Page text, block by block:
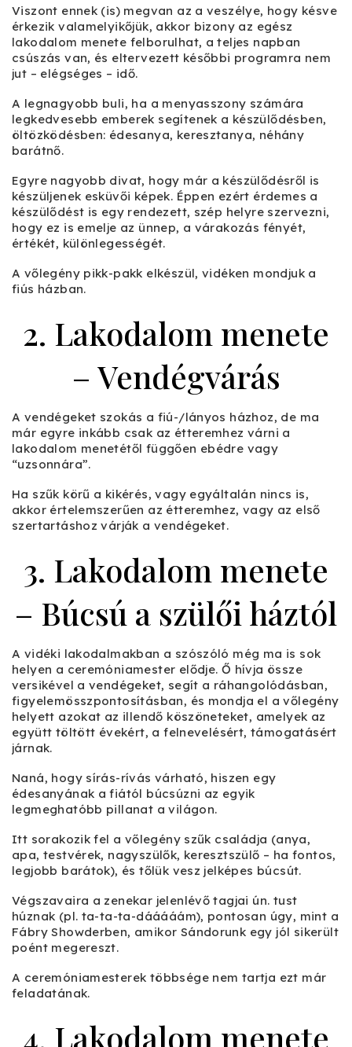
Viszont ennek (is) megvan az a veszélye, hogy késve
érkezik valamelyikőjük, akkor bizony az egész
lakodalom menete felborulhat, a teljes napban
csúszás van, és eltervezett későbbi programra nem
jut – elégséges – idő.
A legnagyobb buli, ha a menyasszony számára
legkedvesebb emberek segítenek a készülődésben,
öltözködésben: édesanya, keresztanya, néhány
barátnő.
Egyre nagyobb divat, hogy már a készülődésről is
készüljenek esküvői képek. Éppen ezért érdemes a
készülődést is egy rendezett, szép helyre szervezni,
hogy ez is emelje az ünnep, a várakozás fényét,
értékét, különlegességét.
A vőlegény pikk-pakk elkészül, vidéken mondjuk a
fiús házban.
2. Lakodalom menete
– Vendégvárás
A vendégeket szokás a fiú-/lányos házhoz, de ma
már egyre inkább csak az étteremhez várni a
lakodalom menetétől függően ebédre vagy
“uzsonnára”.
Ha szűk körű a kikérés, vagy egyáltalán nincs is,
akkor értelemszerűen az étteremhez, vagy az első
szertartáshoz várják a vendégeket.
3. Lakodalom menete
– Búcsú a szülői háztól
A vidéki lakodalmakban a szószóló még ma is sok
helyen a ceremóniamester elődje. Ő hívja össze
versikével a vendégeket, segít a ráhangolódásban,
figyelemösszpontosításban, és mondja el a vőlegény
helyett azokat az illendő köszöneteket, amelyek az
együtt töltött évekért, a felnevelésért, támogatásért
járnak.
Naná, hogy sírás-rívás várható, hiszen egy
édesanyának a fiától búcsúzni az egyik
legmeghatóbb pillanat a világon.
Itt sorakozik fel a vőlegény szűk családja (anya,
apa, testvérek, nagyszülők, keresztszülő – ha fontos,
legjobb barátok), és tőlük vesz jelképes búcsút.
Végszavaira a zenekar jelenlévő tagjai ún. tust
húznak (pl. ta-ta-ta-dááááám), pontosan úgy, mint a
Fábry Showderben, amikor Sándorunk egy jól sikerült
poént megereszt.
A ceremóniamesterek többsége nem tartja ezt már
feladatának.
4. Lakodalom menete